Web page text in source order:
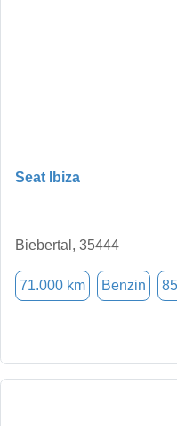
Seat Ibiza
Biebertal, 35444
71.000 km Benzin